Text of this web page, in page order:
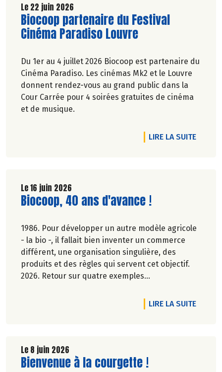
Le 22 juin 2026
Lire la suite de l'article
Biocoop partenaire du Festival
Cinéma Paradiso Louvre
Du 1er au 4 juillet 2026 Biocoop est partenaire du
Cinéma Paradiso. Les cinémas Mk2 et le Louvre
donnent rendez-vous au grand public dans la
Cour Carrée pour 4 soirées gratuites de cinéma
et de musique.
LIRE LA SUITEDE
Le 16 juin 2026
Lire la suite de l'article
Biocoop, 40 ans d'avance !
1986. Pour développer un autre modèle agricole
- la bio -, il fallait bien inventer un commerce
différent, une organisation singulière, des
produits et des règles qui servent cet objectif.
2026. Retour sur quatre exemples
évidences ou d'actualité dans la société.LIRE LA SUITEDE
Le 8 juin 2026
Lire la suite de l'article
Bienvenue à la courgette !